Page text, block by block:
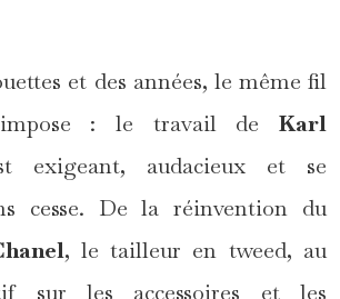
et des années, le même fil
: le travail de Karl
exigeant, audacieux et se
cesse. De la réinvention du
, le tailleur en tweed, au
sur les accessoires et les